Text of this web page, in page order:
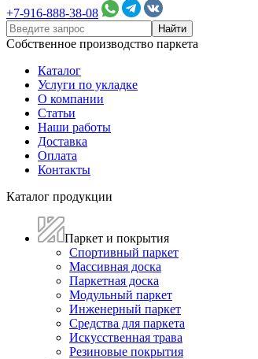
+7-916-888-38-08
Собственное производство паркета
Каталог
Услуги по укладке
О компании
Статьи
Наши работы
Доставка
Оплата
Контакты
Каталог продукции
Паркет и покрытия
Спортивный паркет
Массивная доска
Паркетная доска
Модульный паркет
Инженерный паркет
Средства для паркета
Искусственная трава
Резиновые покрытия